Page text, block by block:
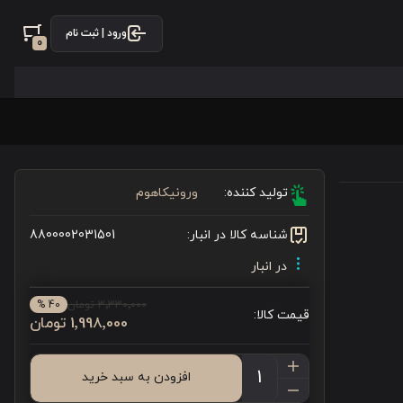
ورود | ثبت نام
0
تولید کننده: ورونیکاهوم
شناسه کالا در انبار:
8800002031501
در انبار
قیمت کالا:
3٬330٬000 تومان 40 %
1٬998٬000 تومان
افزودن به سبد خرید